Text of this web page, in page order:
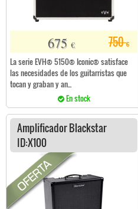
750€
675 €
La serie EVH® 5150® Iconic® satisface
las necesidades de los guitarristas que
tocan y graban y an...
En stock
Amplificador Blackstar
ID:X100